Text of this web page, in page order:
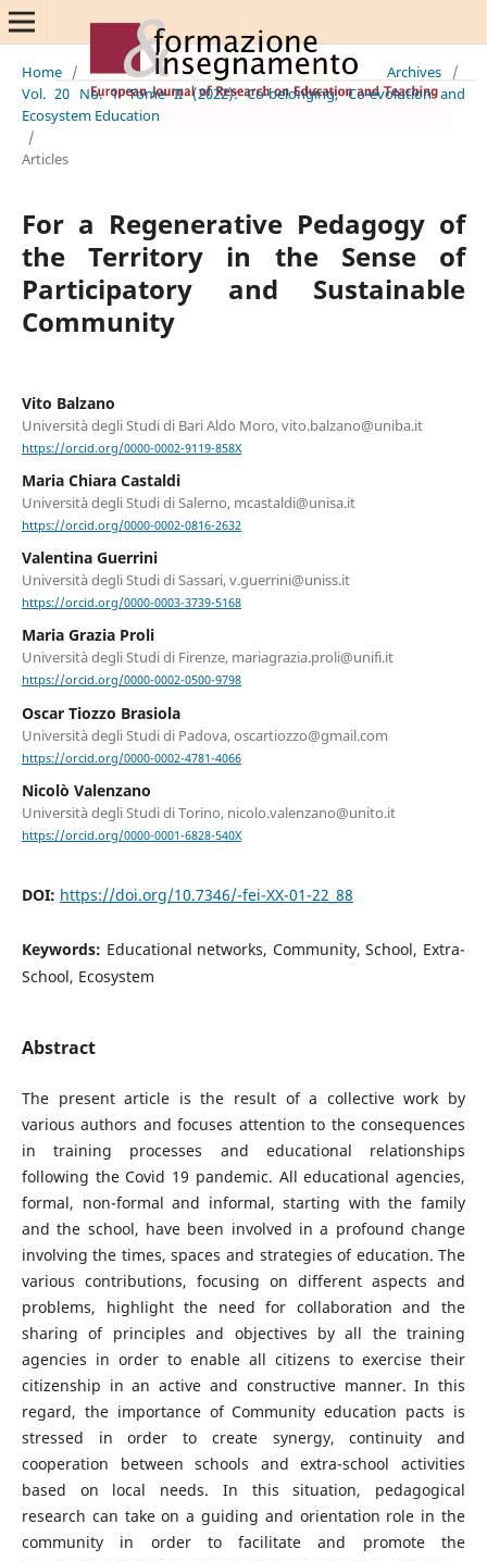
Home / Archives
/
Vol. 20 No. 1 Tome II (2022): Co-belonging, Co-evolution and
Ecosystem Education
/
Articles
For a Regenerative Pedagogy of
the Territory in the Sense of
Participatory and Sustainable
Community
Vito Balzano
Università degli Studi di Bari Aldo Moro, vito.balzano@uniba.it
https://orcid.org/0000-0002-9119-858X
Maria Chiara Castaldi
Università degli Studi di Salerno, mcastaldi@unisa.it
https://orcid.org/0000-0002-0816-2632
Valentina Guerrini
Università degli Studi di Sassari, v.guerrini@uniss.it
https://orcid.org/0000-0003-3739-5168
Maria Grazia Proli
Università degli Studi di Firenze, mariagrazia.proli@unifi.it
https://orcid.org/0000-0002-0500-9798
Oscar Tiozzo Brasiola
Università degli Studi di Padova, oscartiozzo@gmail.com
https://orcid.org/0000-0002-4781-4066
Nicolò Valenzano
Università degli Studi di Torino, nicolo.valenzano@unito.it
https://orcid.org/0000-0001-6828-540X
DOI: https://doi.org/10.7346/-fei-XX-01-22_88
Keywords: Educational networks, Community, School, Extra-
School, Ecosystem
Abstract
The present article is the result of a collective work by
various authors and focuses attention to the consequences
in training processes and educational relationships
following the Covid 19 pandemic. All educational agencies,
formal, non-formal and informal, starting with the family
and the school, have been involved in a profound change
involving the times, spaces and strategies of education. The
various contributions, focusing on different aspects and
problems, highlight the need for collaboration and the
sharing of principles and objectives by all the training
agencies in order to enable all citizens to exercise their
citizenship in an active and constructive manner. In this
regard, the importance of Community education pacts is
stressed in order to create synergy, continuity and
cooperation between schools and extra-school activities
based on local needs. In this situation, pedagogical
research can take on a guiding and orientation role in the
community in order to facilitate and promote the